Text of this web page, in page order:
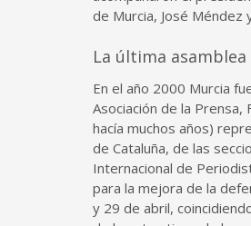
de Murcia, José Méndez
La última asamblea
En el año 2000 Murcia
Asociación de la
hacía muchos años)
de Cataluña, de las
Internacional de
para la mejora de la
y 29 de abril,